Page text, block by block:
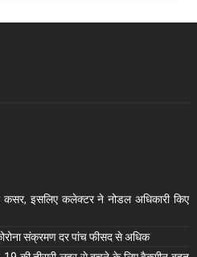
इसलिए कलेक्‍टर ने नोडल अधिकारी किए
संक्रमण दर पांच फीसद से अधिक